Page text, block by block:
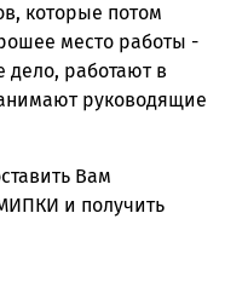
которые потом
место работы -
дело, работают в
руководящие
Вам
и получить